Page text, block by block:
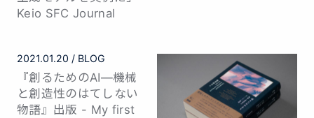
Keio SFC Journal
2021.01.20 BLOG
『創るためのAI—機械
と創造性のはてしない
物語』出版 - My first